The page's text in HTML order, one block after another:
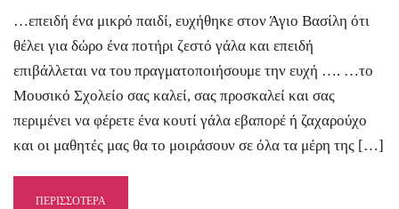
…επειδή ένα μικρό παιδί, ευχήθηκε στον Άγιο Βασίλη ότι
θέλει για δώρο ένα ποτήρι ζεστό γάλα και επειδή
επιβάλλεται να του πραγματοποιήσουμε την ευχή …. …το
Μουσικό Σχολείο σας καλεί, σας προσκαλεί και σας
περιμένει να φέρετε ένα κουτί γάλα εβαπορέ ή ζαχαρούχο
και οι μαθητές μας θα το μοιράσουν σε όλα τα μέρη της […]
ΠΕΡΙΣΣΟΤΕΡΑ